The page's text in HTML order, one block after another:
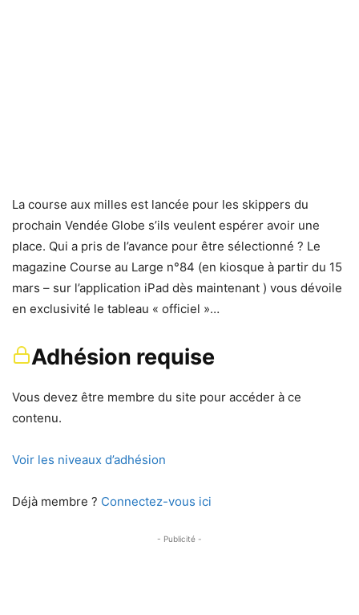
La course aux milles est lancée pour les skippers du
prochain Vendée Globe s’ils veulent espérer avoir une
place. Qui a pris de l’avance pour être sélectionné ? Le
magazine Course au Large n°84 (en kiosque à partir du 15
mars – sur l’application iPad dès maintenant ) vous dévoile
en exclusivité le tableau « officiel »…
Adhésion requise
Vous devez être membre du site pour accéder à ce
contenu.
Voir les niveaux d’adhésion
Déjà membre ? Connectez-vous ici
- Publicité -